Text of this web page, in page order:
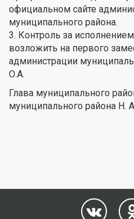
официальном сайте
муниципального района.
3. Контроль за
возложить на первого
администрации
О.А.
Глава муниципального
муниципального района Н.